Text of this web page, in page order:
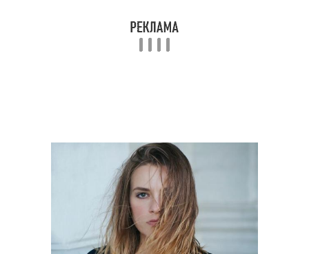
Боб с неровными
Боб с боковыми Небрежный боб